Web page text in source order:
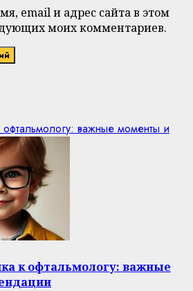
email и адрес сайта в этом
моих комментариев.
офтальмологу: важные моменты и
к офтальмологу: важные